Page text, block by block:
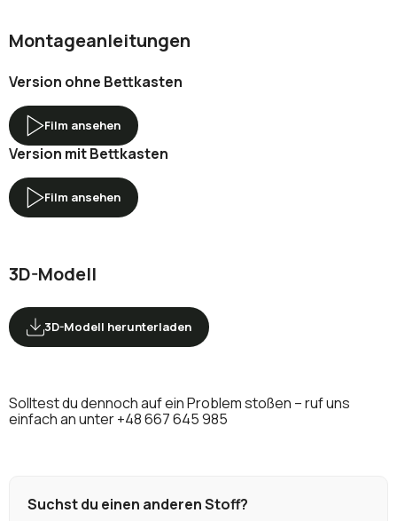
Montageanleitungen
Version ohne Bettkasten
Film ansehen
Version mit Bettkasten
Film ansehen
3D-Modell
3D-Modell herunterladen
Solltest du dennoch auf ein Problem stoßen – ruf uns
einfach an unter+48 667 645 985
Suchst du einen anderen Stoff?